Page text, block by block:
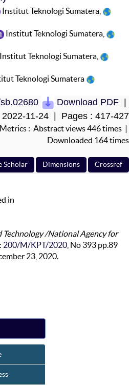
Institut Teknologi Sumatera,
Institut Teknologi Sumatera,
Institut Teknologi Sumatera,
Teknologi Sumatera
Download PDF |
2022-11-24 | Pages : 417-427
: Abstract views 446 times |
Downloaded 164 times
in
Technology /National Agency for
200/M/KPT/2020 , No 393 pp.89
23, 2020.